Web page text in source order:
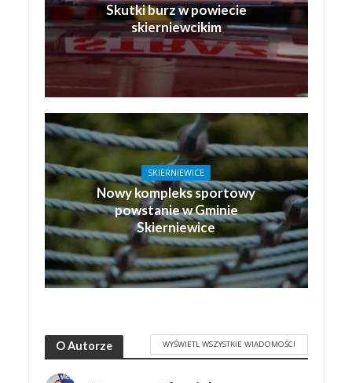
Skutki burz w powiecie
skierniewcikim
SKIERNIEWICE
Nowy kompleks sportowy
powstanie w Gminie
Skierniewice
O Autorze WYŚWIETL WSZYSTKIE WIADOMOŚCI